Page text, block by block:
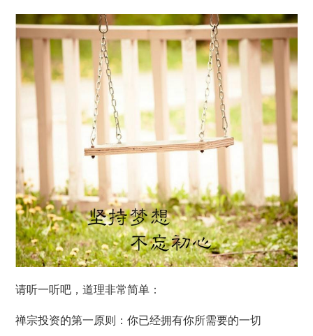
请听一听吧，道理非常简单：
禅宗投资的第一原则：你已经拥有你所需要的一切